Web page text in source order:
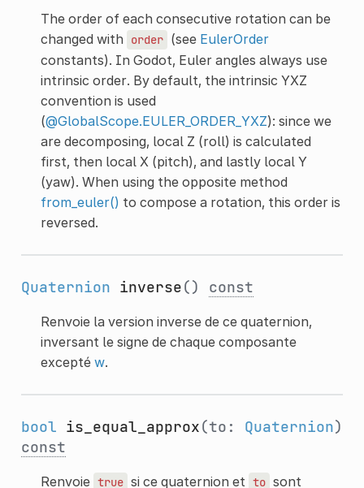
The order of each consecutive rotation can be
changed with
order (see EulerOrder
constants). In Godot, Euler angles always use
intrinsic order. By default, the intrinsic YXZ
convention is used
(@GlobalScope.EULER_ORDER_YXZ): since we
are decomposing, local Z (roll) is calculated
first, then local X (pitch), and lastly local Y
(yaw). When using the opposite method
from_euler() to compose a rotation, this order is
reversed.
Quaternion inverse() const
Renvoie la version inverse de ce quaternion,
inversant le signe de chaque composante
excepté w.
bool is_equal_approx(to: Quaternion)
const
Renvoie true si ce quaternion et to sont